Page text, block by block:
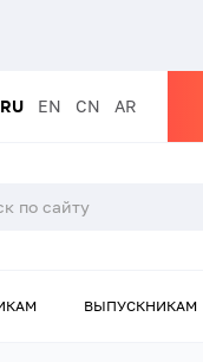
RU EN CN AR
ВЫПУСКНИКАМ